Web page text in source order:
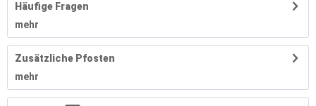
Häufige Fragen
mehr
Zusätzliche Pfosten
mehr